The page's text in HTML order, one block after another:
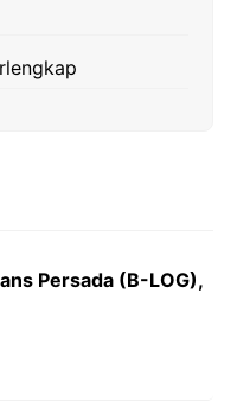
Persada (B-LOG),